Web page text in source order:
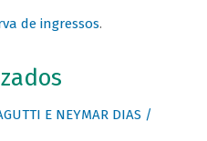
de ingressos.
E NEYMAR DIAS /